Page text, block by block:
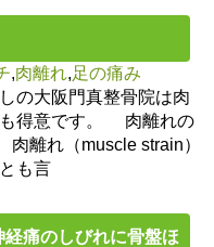
,肉離れ,足の痛み
の大阪門真整骨院は肉
得意です。 肉離れの
離れ（muscle strain）
も言
痛のしびれに骨盤ほ